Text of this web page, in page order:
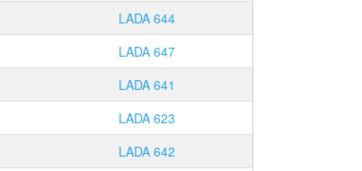
LADA 644
LADA 647
LADA 641
LADA 623
LADA 642